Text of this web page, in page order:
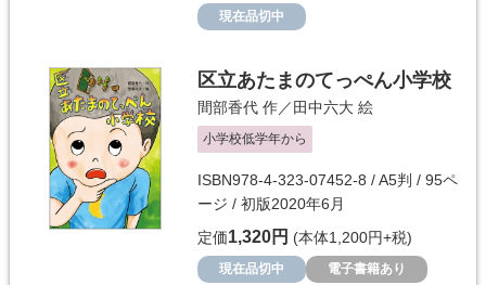
現在品切中
区立あたまのてっぺん小学校
間部香代 作／ 田中六大 絵
小学校低学年から
ISBN978-4-323-07452-8 / A5判 / 95ペ
ージ / 初版2020年6月
定価1,320円 (本体1,200円+税)
現在品切中 電子書籍あり